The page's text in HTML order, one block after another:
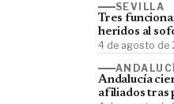
SEVILLA
Tres
heridos al
4 de agosto de
Andalucía
afiliados tras